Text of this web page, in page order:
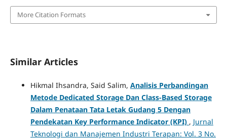
More Citation Formats
Similar Articles
Hikmal Ihsandra, Said Salim, Analisis Perbandingan
Metode Dedicated Storage Dan Class-Based Storage
Dalam Penataan Tata Letak Gudang 5 Dengan
Pendekatan Key Performance Indicator (KPI) , Jurnal
Teknologi dan Manajemen Industri Terapan: Vol. 3 No.